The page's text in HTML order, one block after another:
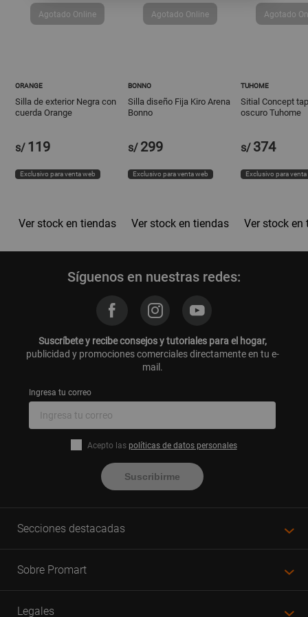
ORANGE
Silla de exterior Negra con
cuerda Orange
s/ 119
Exclusivo para venta web
Ver stock en tiendas
BONNO
Silla diseño Fija Kiro Arena
Bonno
s/ 299
Exclusivo para venta web
Ver stock en tiendas
TUHOME
Sitial Concept
oscuro Tuhome
s/ 374
Exclusivo para
Ver stock en
Síguenos en nuestras redes:
Suscríbete y recibe consejos y tutoriales para el hogar,
publicidad y promociones comerciales directamente en tu e-
mail.
Ingresa tu correo
Acepto las políticas de datos personales
Suscribirme
Secciones destacadas
Sobre Promart
Legales